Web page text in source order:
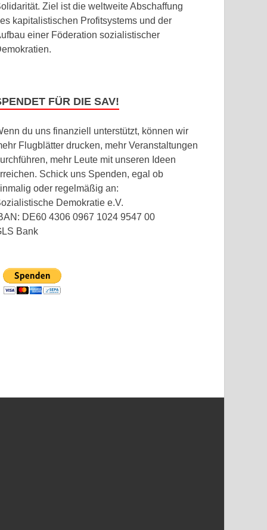
Ziel ist die weltweite Abschaffung
kapitalistischen Profitsystems und der
einer Föderation sozialistischer
FÜR DIE SAV!
du uns finanziell unterstützt, können wir
Flugblätter drucken, mehr Veranstaltungen
mehr Leute mit unseren Ideen
Schick uns Spenden, egal ob
oder regelmäßig an:
Demokratie e.V.
DE60 4306 0967 1024 9547 00
Bank